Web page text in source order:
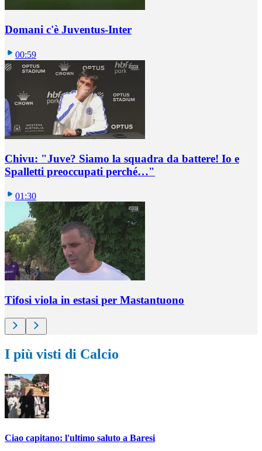
Domani c'è Juventus-Inter
00:59
Chivu: "Juve? Siamo la squadra da battere! Io e
Spalletti preoccupati perché…"
01:30
Tifosi viola in estasi per Mastantuono
I più visti di Calcio
Ciao capitano: l'ultimo saluto a Baresi